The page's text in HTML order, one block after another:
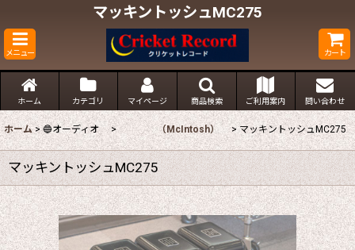
マッキントッシュMC275
メニュー カート
ホーム カテゴリ マイページ 商品検索 ご利用案内 問い合わせ
ホーム > 🔵オーディオ > （McIntosh） > マッキントッシュMC275
マッキントッシュMC275